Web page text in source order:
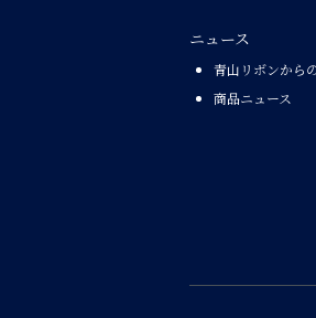
ニュース
青山リボンから
商品ニュース